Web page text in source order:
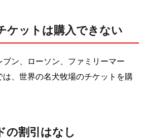
ケットは購入できない
ブン、ローソン、ファミリーマー
は、世界の名犬牧場のチケットを購
の割引はなし